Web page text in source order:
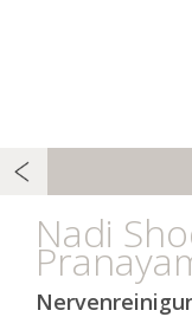
Nadi